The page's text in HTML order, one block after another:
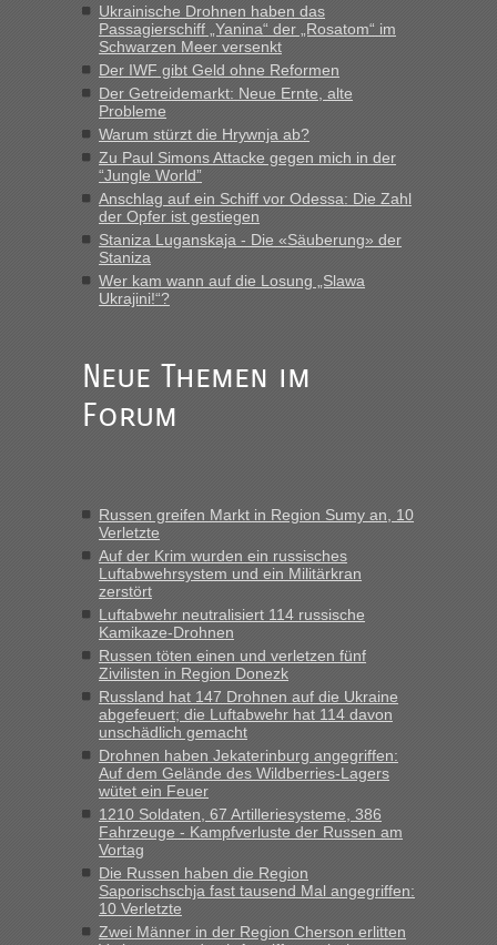
inBerichte und Reisetipps • Re: Mit dem Zug in
die Ukraine
„Man sollte aber explizit dazu schreiben, daß es ein Zug von
LeoExpress ist - und nur auf deren Webseite kann man die
Fahrkarten kaufen. Zumindest ist es die erste Umsteigefreie
Verbindung von Deutschland...“
Recht, Visa und Dokumente • Re: Deklaration
gebrauchter Kleidung beim Zoll
„Vielen Dank, mit einem Briefchen meiner Frau im Gepäck
gab es keine Probleme“
fast 11 Milliarden aufgedeckt
„Am besten wäre natürlich, wenn die Frau mit dabei ist.
Alleinreisende Männer stehen schließlich immer unter
Milliarden aufgedeckt
„Kein Zoll. Du musst an sich nur sagen dass das privat ist
und du nicht damit handeln willst. So lange das nicht
Originalverpackt ist und ersichlich das nicht neu sollte es
keine Probleme geben“
Recht, Visa und Dokumente • Deklaration
gebrauchter Kleidung beim Zoll
„Hallo Leute, ich weiß nicht, ob ich hier richtig bin mit meiner
Anfrage. Ich möchte 4 Umzugskartons mit gebrauchter
Straßen Kleidung bei der Einreise in die Ukraine
mitnehmen. Es ist gebrauchte Kleidung...“
Berichte und Reisetipps • Re: An welchem
Grenzübergang zwischen Polen und der Ukraine geht es am
schnellsten?
„Wir sind mit unserem Wohnmobil, wie geplant am Montag
15.6. in Krakovets rüber. Sehr zeitig los gegen 5 Uhr in der
Früh. Mit sehr sehr wenig Verkehr, super bis zur Grenze. Nur
Ukrainische Drohnen haben das
Passagierschiff „Yanina“ der „Rosatom“ im
Schwarzen Meer versenkt
Der IWF gibt Geld ohne Reformen
Der Getreidemarkt: Neue Ernte, alte
Probleme
Warum stürzt die Hrywnja ab?
Zu Paul Simons Attacke gegen mich in der
“Jungle World”
Anschlag auf ein Schiff vor Odessa: Die Zahl
der Opfer ist gestiegen
Staniza Luganskaja - Die «Säuberung» der
Staniza
Wer kam wann auf die Losung „Slawa
Ukrajini!“?
Neue Themen im
Forum
Russen greifen Markt in Region Sumy an, 10
Verletzte
Auf der Krim wurden ein russisches
Luftabwehrsystem und ein Militärkran
zerstört
Luftabwehr neutralisiert 114 russische
Kamikaze-Drohnen
Russen töten einen und verletzen fünf
Zivilisten in Region Donezk
Russland hat 147 Drohnen auf die Ukraine
abgefeuert; die Luftabwehr hat 114 davon
unschädlich gemacht
Drohnen haben Jekaterinburg angegriffen:
Auf dem Gelände des Wildberries-Lagers
wütet ein Feuer
1210 Soldaten, 67 Artilleriesysteme, 386
Fahrzeuge - Kampfverluste der Russen am
Vortag
Die Russen haben die Region
Saporischschja fast tausend Mal angegriffen:
10 Verletzte
Zwei Männer in der Region Cherson erlitten